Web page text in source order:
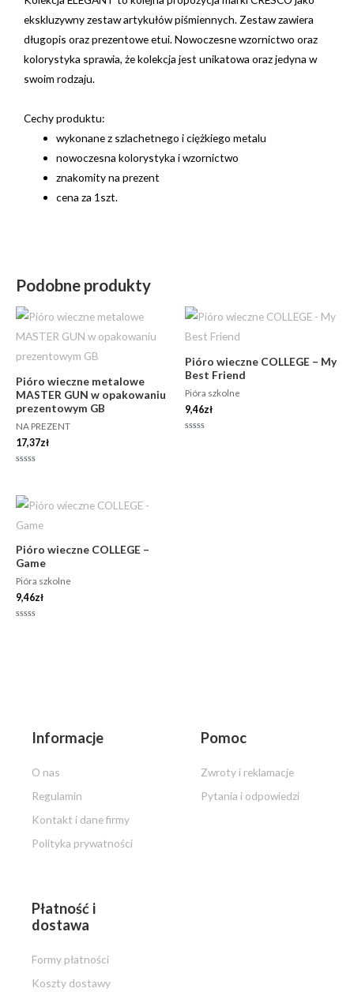
ekskluzywny zestaw artykułów piśmiennych. Zestaw zawiera
długopis oraz prezentowe etui. Nowoczesne wzornictwo oraz
kolorystyka sprawia, że kolekcja jest unikatowa oraz jedyna w
swoim rodzaju.
Cechy produktu:
wykonane z szlachetnego i ciężkiego metalu
nowoczesna kolorystyka i wzornictwo
znakomity na prezent
cena za 1szt.
Podobne produkty
Pióro wieczne metalowe
MASTER GUN w opakowaniu
prezentowym GB
NA PREZENT
17,37zł
5
Pióro wieczne COLLEGE – My
Best Friend
Pióra szkolne
9,46zł
Pióro wieczne COLLEGE –
Game
Pióra szkolne
9,46zł
Informacje
O nas
Regulamin
Kontakt i dane firmy
Polityka prywatności
Pomoc
Zwroty i reklamacje
Pytania i odpowiedzi
Płatność i
dostawa
Formy płatności
Koszty dostawy